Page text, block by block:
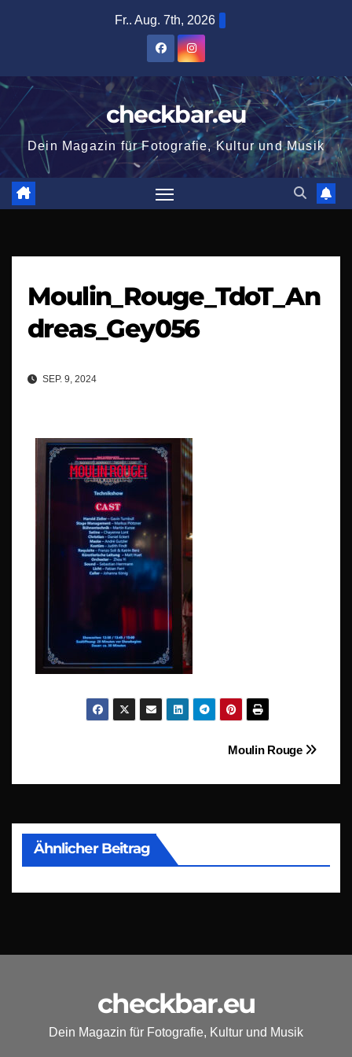
Fr.. Aug. 7th, 2026
checkbar.eu
Dein Magazin für Fotografie, Kultur und Musik
Moulin_Rouge_TdoT_An
dreas_Gey056
SEP. 9, 2024
BeitragsnavigationMoulin Rouge
Ähnlicher Beitrag
checkbar.eu
Dein Magazin für Fotografie, Kultur und Musik